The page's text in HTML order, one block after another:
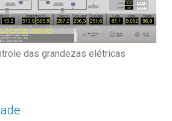
das grandezas elétricas